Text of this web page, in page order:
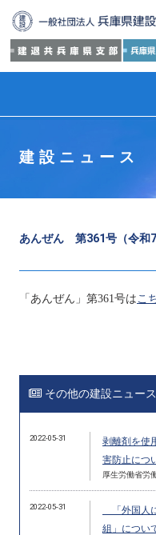
建設ニュース
あんぜん 第361号（令和7
「あんぜん」第361 号は こ
その他の建設ニュース
2022-05-31
剥離剤を使
害防止につ
厚生労働省労
2022-05-31
「外国人
組」につい